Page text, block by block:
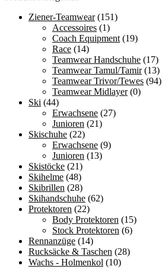
Ziener-Teamwear (151)
Accessoires (1)
Coach Equipment (19)
Race (14)
Teamwear Handschuhe (17)
Teamwear Tamul/Tamir (13)
Teamwear Trivor/Tewes (94)
Teamwear Midlayer (0)
Ski (44)
Erwachsene (27)
Junioren (21)
Skischuhe (22)
Erwachsene (9)
Junioren (13)
Skistöcke (21)
Skihelme (48)
Skibrillen (28)
Skihandschuhe (62)
Protektoren (22)
Body Protektoren (15)
Stock Protektoren (6)
Rennanzüge (14)
Rucksäcke & Taschen (28)
Wachs - Holmenkol (10)